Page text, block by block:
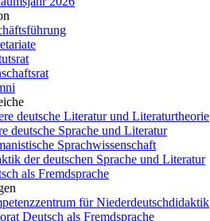
deutsche Literatur und Literaturtheorie
deutsche Sprache und Literatur
Sprachwissenschaft
der deutschen Sprache und Literatur
als Fremdsprache
für Niederdeutschdidaktik
Deutsch als Fremdsprache